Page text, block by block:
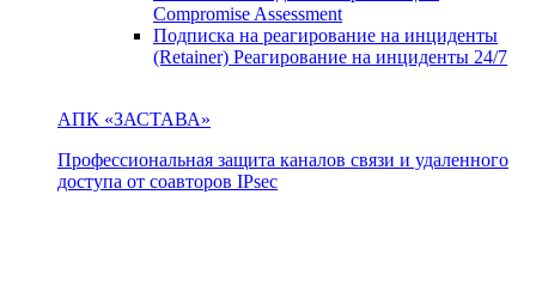
Compromise Assessment
Подписка на реагирование на инциденты
(Retainer) Реагирование на инциденты 24/7
АПК «ЗАСТАВА»
Профессиональная защита каналов связи и удаленного
доступа от соавторов IPsec